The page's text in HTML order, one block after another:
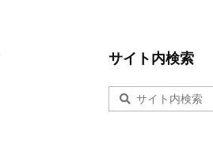
サイト内検索